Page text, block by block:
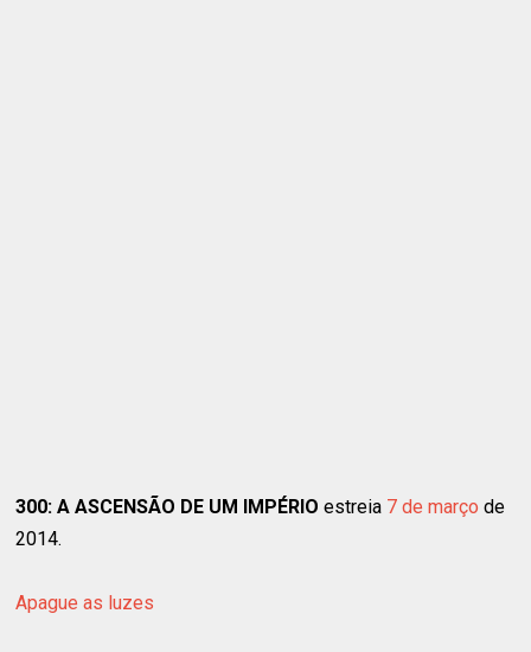
300: A ASCENSÃO DE UM IMPÉRIO estreia 7 de março de
2014.
Apague as luzes